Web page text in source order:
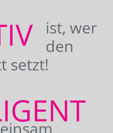
ist, wer
den
setzt!